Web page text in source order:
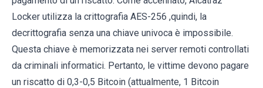
Locker utilizza la crittografia AES-256 ,quindi, la
decrittografia senza una chiave univoca è impossibile.
Questa chiave è memorizzata nei server remoti controllati
da criminali informatici. Pertanto, le vittime devono pagare
un riscatto di 0,3-0,5 Bitcoin (attualmente, 1 Bitcoin